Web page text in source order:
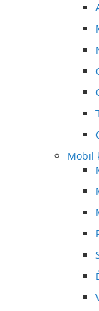
Mobil